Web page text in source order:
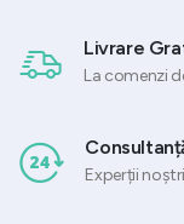
Livrare
La comenzi
Experții